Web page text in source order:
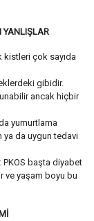
YANLIŞLAR
kistleri çok sayıda
gibidir.
ancak hiçbir
yumurtlama
da uygun tedavi
PKOS başta diyabet
ve yaşam boyu bu